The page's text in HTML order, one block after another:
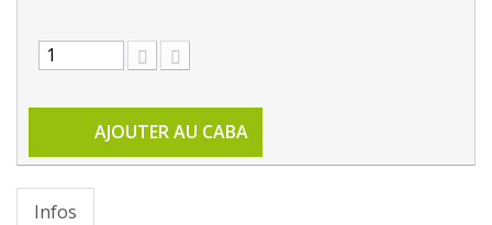
AJOUTER AU CABA
Infos